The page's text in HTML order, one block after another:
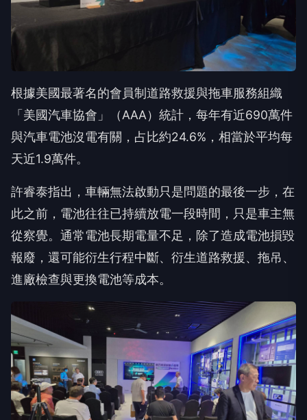
根據美國最著名的會員制道路救援與拖車服務組織
「美國汽車協會」（AAA）統計，每年有近690萬件
與汽車電池沒電有關，占比約24.6%，相當於平均每
天近1.9萬件。
許睿泰指出，車輛無法啟動只是問題的最後一步，在
此之前，電池往往已持續放電一段時間，只是車主無
從察覺。通常電池長期電量不足，除了造成電池損毀
報廢，還可能衍生行程中斷、衍生道路救援、拖吊、
進廠檢查與更換電池等成本。